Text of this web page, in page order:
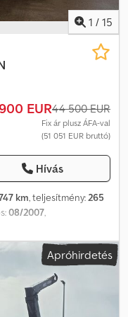
Eccs Ak Tek
1 / 15
EUR44 500 EUR
Fix ár plusz ÁFA-val
(51 051 EUR bruttó)
Hívás
km, teljesítmény:265
08/2007,
mechanikai,
ABS, daru, koromszűrő,
WMAH26ZZ37M479683
(HU) esedékes
sorozatszám:
Apróhirdetés